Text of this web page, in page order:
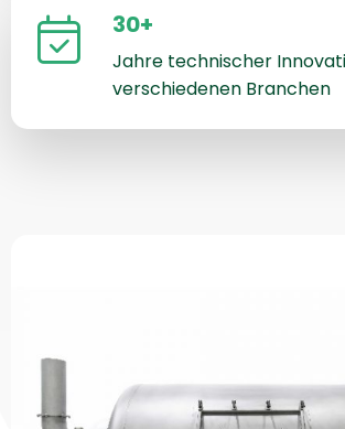
30+
Jahre technischer
verschiedenen Branchen